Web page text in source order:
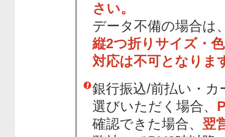
さい。
データ不備の場合は
縦2つ折りサイズ・
対応は不可となりま
銀行振込/前払い・
選びいただく場合、
確認できた場合、 翌